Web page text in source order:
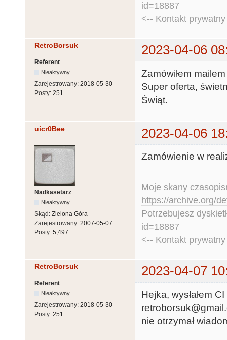
id=18887
<-- Kontakt
RetroBorsuk 2023-04-06
Referent
Nieaktywny
Zarejestrowany: 2018-05-30
Posty: 251
Zamówiłem
Super oferta,
Świąt.
uicr0Bee 2023-04-06
Nadkasetarz
Nieaktywny
Skąd: Zielona Góra
Zarejestrowany: 2007-05-07
Posty: 5,497
Zamówienie w
Moje skany
https://archive.org/
Potrzebujesz
id=18887
<-- Kontakt
RetroBorsuk 2023-04-07
Referent
Nieaktywny
Zarejestrowany: 2018-05-30
Posty: 251
Hejka, wysłałem
nie otrzymał